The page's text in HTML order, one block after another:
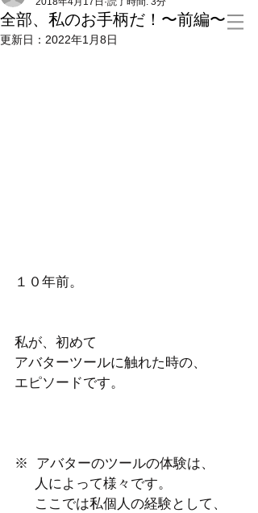
全部、私のお手柄だ！〜前編〜
更新日： 2022年1月8日
１０年前。
私が、初めて
アバターツールに触れた時の、
エピソードです。
※  アバターのツールの体験は、
     人によって様々です。
     ここでは私個人の経験として、